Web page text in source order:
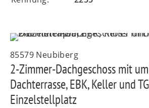
85579 Neubiberg
2-Zimmer-Dachgeschoss mit
Dachterrasse, EBK, Keller und
Einzelstellplatz